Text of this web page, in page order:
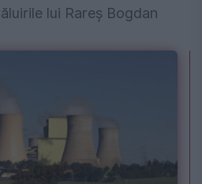
lui Rareș Bogdan